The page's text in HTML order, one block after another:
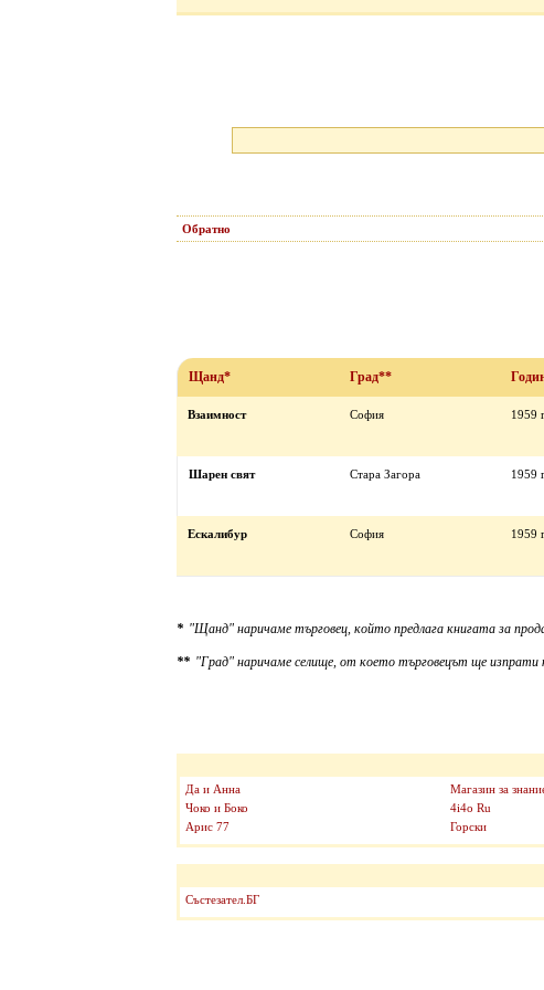
Обратно
Щанд* Град**
Взаимност София 1959
Шарен свят Стара Загора 1959
Ескалибур София 1959
* "Щанд" наричаме търговец, който предлага книгата за
** "Град" наричаме селище, от което търговецът ще изпрати
Да и Анна
Чоко и Боко
Арис 77
Магазин за
4i4o Ru
Горски
Състезател.БГ